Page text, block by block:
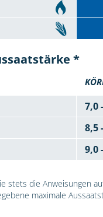
*
7,0
8,5
9,0
stets die Anweisungen
maximale